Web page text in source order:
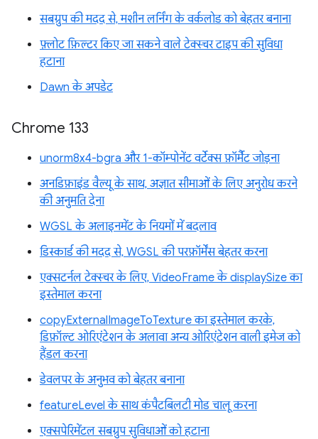
सबग्रुप की मदद से, मशीन लर्निंग के वर्कलोड को बेहतर बनाना
फ़्लोट फ़िल्टर किए जा सकने वाले टेक्स्चर टाइप की सुविधा
हटाना
Dawn के अपडेट
Chrome 133
unorm8x4-bgra और 1-कॉम्पोनेंट वर्टेक्स फ़ॉर्मैट जोड़ना
अनडिफ़ाइंड वैल्यू के साथ, अज्ञात सीमाओं के लिए अनुरोध करने
की अनुमति देना
WGSL के अलाइनमेंट के नियमों में बदलाव
डिस्कार्ड की मदद से, WGSL की परफ़ॉर्मेंस बेहतर करना
एक्सटर्नल टेक्स्चर के लिए, VideoFrame के displaySize का
इस्तेमाल करना
copyExternalImageToTexture का इस्तेमाल करके,
डिफ़ॉल्ट ओरिएंटेशन के अलावा अन्य ओरिएंटेशन वाली इमेज को
हैंडल करना
डेवलपर के अनुभव को बेहतर बनाना
featureLevel के साथ कंपैटबिलटी मोड चालू करना
एक्सपेरिमेंटल सबग्रुप सुविधाओं को हटाना